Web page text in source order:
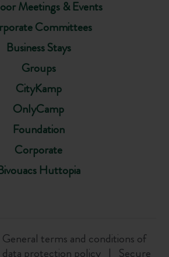
Meetings & Events
Committees
Business Stays
Groups
CityKamp
OnlyCamp
Foundation
Corporate
Huttopia
General terms and conditions of
data protection policy Secure